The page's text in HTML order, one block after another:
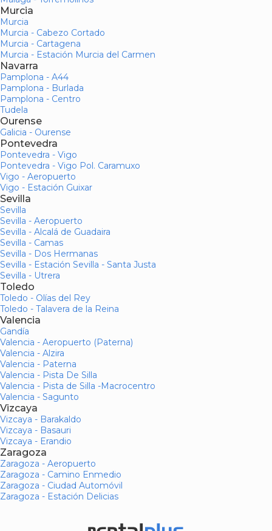
Murcia
Murcia
Murcia - Cabezo Cortado
Murcia - Cartagena
Murcia - Estación Murcia del Carmen
Navarra
Pamplona - A44
Pamplona - Burlada
Pamplona - Centro
Tudela
Ourense
Galicia - Ourense
Pontevedra
Pontevedra - Vigo
Pontevedra - Vigo Pol. Caramuxo
Vigo - Aeropuerto
Vigo - Estación Guixar
Sevilla
Sevilla
Sevilla - Aeropuerto
Sevilla - Alcalá de Guadaira
Sevilla - Camas
Sevilla - Dos Hermanas
Sevilla - Estación Sevilla - Santa Justa
Sevilla - Utrera
Toledo
Toledo - Olías del Rey
Toledo - Talavera de la Reina
Valencia
Gandía
Valencia - Aeropuerto (Paterna)
Valencia - Alzira
Valencia - Paterna
Valencia - Pista De Silla
Valencia - Pista de Silla -Macrocentro
Valencia - Sagunto
Vizcaya
Vizcaya - Barakaldo
Vizcaya - Basauri
Vizcaya - Erandio
Zaragoza
Zaragoza - Aeropuerto
Zaragoza - Camino Enmedio
Zaragoza - Ciudad Automóvil
Zaragoza - Estación Delicias